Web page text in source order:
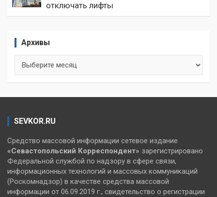
отключать лифты
Архивы
SEVKOR.RU
Средство массовой информации сетевое издание
«Севастопольский Корреспондент» зарегистрировано
Федеральной службой по надзору в сфере связи,
информационных технологий и массовых коммуникаций
(Роскомнадзор) в качестве средства массовой
информации от 06.09.2019 г., свидетельство о регистрации